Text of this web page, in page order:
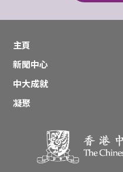
主頁
新聞中心
中大成就
凝聚